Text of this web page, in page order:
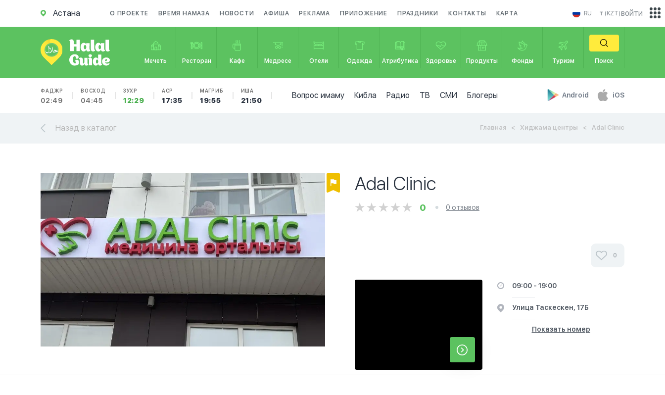
Астана О ПРОЕКТЕ ВРЕМЯ НАМАЗА НОВОСТИ АФИША РЕКЛАМА ПРИЛОЖЕНИЕ ПРАЗДНИКИ КОНТАКТЫ КАРТА RU ₸ (KZT)
Мечеть Ресторан Кафе Медресе Отели Одежда Атрибутика Здоровье Продукты Фонды Туризм Поиск
ФАДЖР
02:49
ВОСХОД
04:45
ЗУХР
12:29
АСР
17:35
МАГРИБ
19:55
ИША
21:50
Вопрос имаму Кибла Радио ТВ СМИ Блогеры Android iOS
войти
Назад в каталог Главная Хиджама центры Adal Clinic
Adal Clinic
0 0 отзывов
0
09:00 - 19:00
​Улица Таскескен, 17Б​
Показать номер